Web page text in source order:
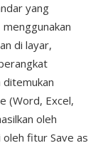
yang
di layar,
ditemukan
(Word, Excel,
oleh
fitur Save as